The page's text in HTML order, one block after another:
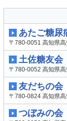
あたご糖尿
〒780-0051 高知県
土佐糖友会
〒780-0052 高知県
友だちの会
〒780-0824 高知県
つぼみの会